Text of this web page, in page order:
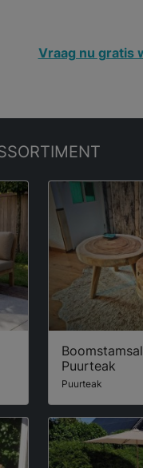
Vraag nu gratis
Puurteak
Puurteak